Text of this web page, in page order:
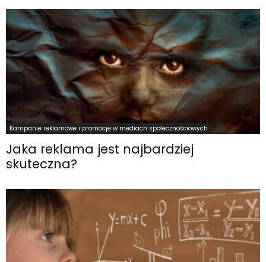
Kampanie reklamowe i promocje w mediach społecznościowych
Jaka reklama jest najbardziej
skuteczna?